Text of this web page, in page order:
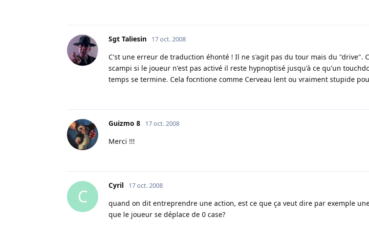
Sgt Taliesin 17 oct. 2008
C'st une erreur de traduction éhonté ! Il ne s'agit pas du tour mais du "drive".
scampi si le joueur n'est pas activé il reste hypnoptisé jusqu'à ce qu'un
temps se termine. Cela focntione comme Cerveau lent ou vraiment stupide
Guizmo 8 17 oct. 2008
Merci !!!
C
Cyril 17 oct. 2008
quand on dit entreprendre une action, est ce que ça veut dire par exemple
que le joueur se déplace de 0 case?